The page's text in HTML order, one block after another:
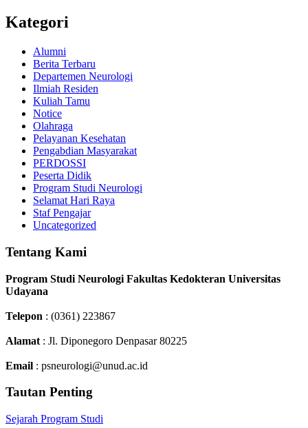
Kategori
Alumni
Berita Terbaru
Departemen Neurologi
Ilmiah Residen
Kuliah Tamu
Notice
Olahraga
Pelayanan Kesehatan
Pengabdian Masyarakat
PERDOSSI
Peserta Didik
Program Studi Neurologi
Selamat Hari Raya
Staf Pengajar
Uncategorized
Tentang Kami
Program Studi Neurologi Fakultas Kedokteran Universitas
Udayana
Telepon : (0361) 223867
Alamat : Jl. Diponegoro Denpasar 80225
Email : psneurologi@unud.ac.id
Tautan Penting
Sejarah Program Studi